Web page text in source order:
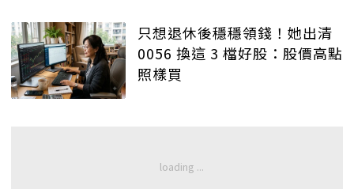
只想退休後穩穩領錢！她出清
0056 換這 3 檔好股：股價高點
照樣買